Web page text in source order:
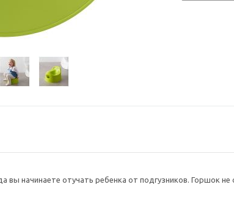
вы начинаете отучать ребенка от подгузников. Горшок